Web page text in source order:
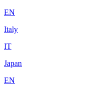
EN
Italy
IT
Japan
EN